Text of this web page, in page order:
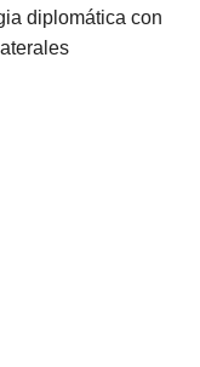
diplomática con